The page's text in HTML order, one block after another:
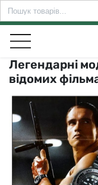
Search
for:
Легендарні
відомих